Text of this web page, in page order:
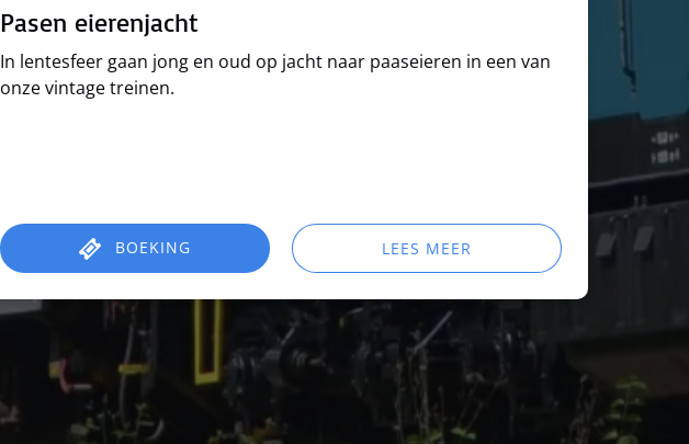
Pasen eierenjacht
In lentesfeer gaan jong en oud op jacht naar paaseieren in een van
onze vintage treinen.
BOEKING LEES MEER